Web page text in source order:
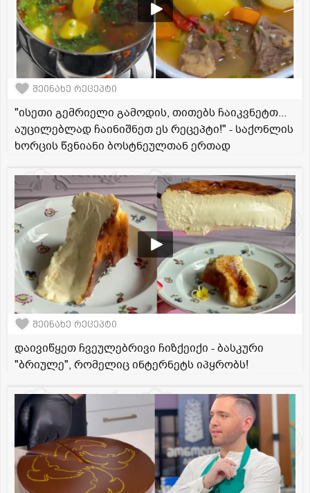
შეინახე რეცეპტი
"ისეთი გემრიელი გამოდის, თითებს ჩაიკვნეტთ...
აუცილებლად ჩაინიშნეთ ეს რეცეპტი!" - საქონლის
ხორცის წვნიანი ბოსტნეულთან ერთად
შეინახე რეცეპტი
დაივიწყეთ ჩვეულებრივი ჩიზქეიქი - ბასკური
"ბრიულე", რომელიც ინტერნეტს იპყრობს!